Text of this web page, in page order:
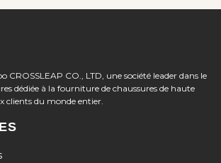
CROSSLEAP CO., LTD, une société leader dans le
dédiée à la fourniture de chaussures de haute
clients du monde entier.